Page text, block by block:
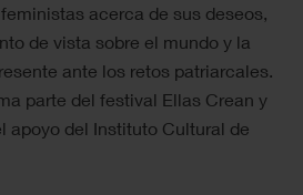
acerca de sus deseos,
de vista sobre el mundo y la
ante los retos patriarcales.
parte del festival Ellas Crean y
apoyo del Instituto Cultural de